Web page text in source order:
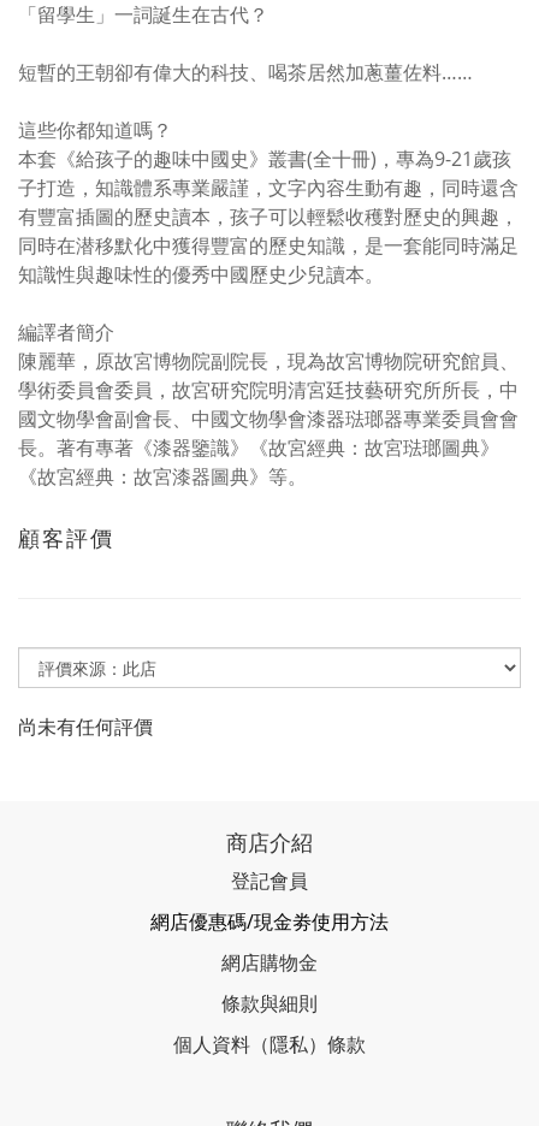
「留學生」一詞誕生在古代？
短暫的王朝卻有偉大的科技、喝茶居然加蔥薑佐料……
這些你都知道嗎？
本套《給孩子的趣味中國史》叢書(全十冊)，專為9-21歲孩
子打造，知識體系專業嚴謹，文字內容生動有趣，同時還含
有豐富插圖的歷史讀本，孩子可以輕鬆收穫對歷史的興趣，
同時在潜移默化中獲得豐富的歷史知識，是一套能同時滿足
知識性與趣味性的優秀中國歷史少兒讀本。
編譯者簡介
陳麗華，原故宮博物院副院長，現為故宮博物院研究館員、
學術委員會委員，故宮研究院明清宮廷技藝研究所所長，中
國文物學會副會長、中國文物學會漆器琺瑯器專業委員會會
長。著有專著《漆器鑒識》《故宮經典：故宮琺瑯圖典》
《故宮經典：故宮漆器圖典》等。
顧客評價
尚未有任何評價
商店介紹
登記會員
網店優惠碼/現金劵使用方法
網店購物金
條款與細則
個人資料（隱私）條款